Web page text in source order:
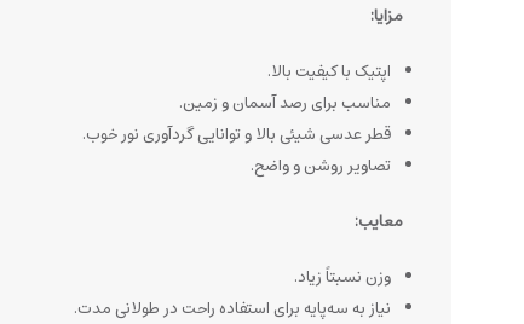
مزایا:
اپتیک با کیفیت بالا.
مناسب برای رصد آسمان و زمین.
قطر عدسی شیئی بالا و توانایی گردآوری نور خوب.
تصاویر روشن و واضح.
معایب:
وزن نسبتاً زیاد.
نیاز به سه‌پایه برای استفاده راحت در طولانی مدت.